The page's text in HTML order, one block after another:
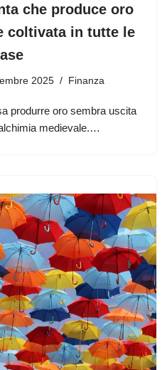
che produce oro
coltivata in tutte le
2025 Finanza
produrre oro sembra uscita
medievale.…